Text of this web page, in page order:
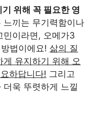
위해 꼭 필요한 영
느끼는 무기력함이나
민이라면, 오메가3
법이에요! 삶의 질
유지하기 위해 오
하답니다! 그리고
욱 뚜렷하게 느낄